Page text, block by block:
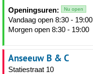
Openingsuren: Nu open
Vandaag open 8:30 - 19:00
Morgen open 8:30 - 19:00
Anseeuw B & C
Statiestraat 10